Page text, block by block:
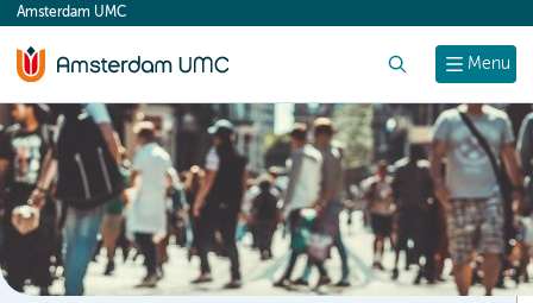
content
Menu
Amsterdam UMC